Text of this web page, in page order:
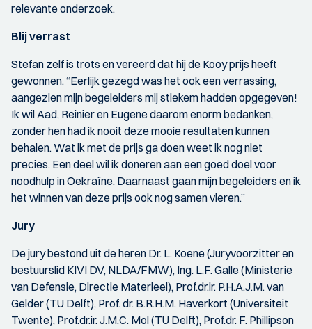
relevante onderzoek.
Blij verrast
Stefan zelf is trots en vereerd dat hij de Kooy prijs heeft
gewonnen. “Eerlijk gezegd was het ook een verrassing,
aangezien mijn begeleiders mij stiekem hadden opgegeven!
Ik wil Aad, Reinier en Eugene daarom enorm bedanken,
zonder hen had ik nooit deze mooie resultaten kunnen
behalen. Wat ik met de prijs ga doen weet ik nog niet
precies. Een deel wil ik doneren aan een goed doel voor
noodhulp in Oekraïne. Daarnaast gaan mijn begeleiders en ik
het winnen van deze prijs ook nog samen vieren.”
Jury
De jury bestond uit de heren Dr. L. Koene (Juryvoorzitter en
bestuurslid KIVI DV, NLDA/FMW), Ing. L.F. Galle (Ministerie
van Defensie, Directie Materieel), Prof.dr.ir. P.H.A.J.M. van
Gelder (TU Delft), Prof. dr. B.R.H.M. Haverkort (Universiteit
Twente), Prof.dr.ir. J.M.C. Mol (TU Delft), Prof.dr. F. Phillipson